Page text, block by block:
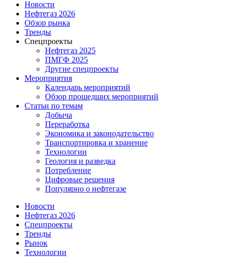
Новости
Нефтегаз 2026
Обзор рынка
Тренды
Спецпроекты
Нефтегаз 2025
ПМГФ 2025
Другие спецпроекты
Мероприятия
Календарь мероприятий
Обзор прошедших мероприятий
Статьи по темам
Добыча
Переработка
Экономика и законодательство
Транспортировка и хранение
Технологии
Геология и разведка
Потребление
Цифровые решения
Популярно о нефтегазе
Новости
Нефтегаз 2026
Спецпроекты
Тренды
Рынок
Технологии